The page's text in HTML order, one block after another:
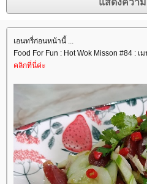
เอนทรี่ก่อนหน้านี้ ...
Food For Fun : Hot Wok Misson #84 :
คลิกที่นี่ค่ะ